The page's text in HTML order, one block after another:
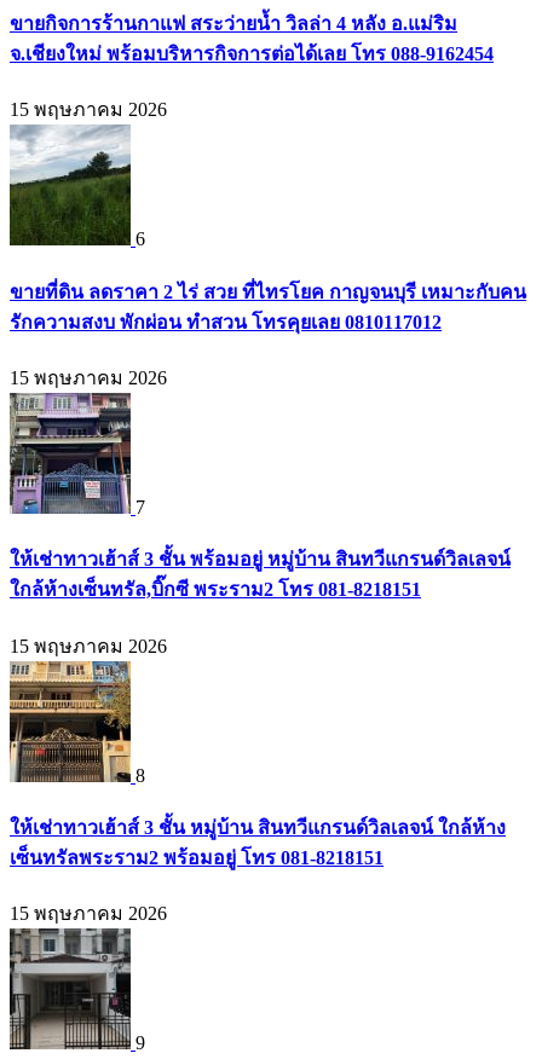
ขายกิจการร้านกาแฟ สระว่ายน้ำ วิลล่า 4 หลัง อ.แม่ริม
จ.เชียงใหม่ พร้อมบริหารกิจการต่อได้เลย โทร 088-9162454
15 พฤษภาคม 2026
6
ขายที่ดิน ลดราคา 2 ไร่ สวย ที่ไทรโยค กาญจนบุรี เหมาะกับคน
รักความสงบ พักผ่อน ทำสวน โทรคุยเลย 0810117012
15 พฤษภาคม 2026
7
ให้เช่าทาวเฮ้าส์ 3 ชั้น พร้อมอยู่ หมู่บ้าน สินทวีแกรนด์วิลเลจน์
ใกล้ห้างเซ็นทรัล,บิ๊กซี พระราม2 โทร 081-8218151
15 พฤษภาคม 2026
8
ให้เช่าทาวเฮ้าส์ 3 ชั้น หมู่บ้าน สินทวีแกรนด์วิลเลจน์ ใกล้ห้าง
เซ็นทรัลพระราม2 พร้อมอยู่ โทร 081-8218151
15 พฤษภาคม 2026
9